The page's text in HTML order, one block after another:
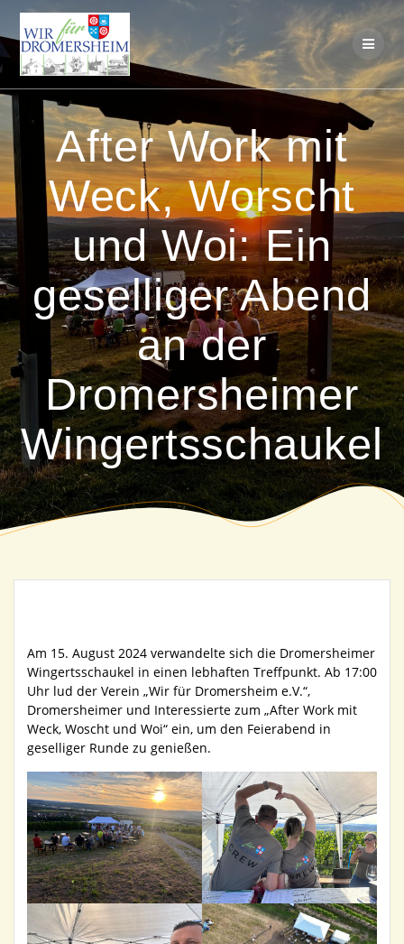
content
After Work mit
Weck, Worscht
und Woi: Ein
geselliger Abend
an der
Dromersheimer
Wingertsschaukel
Am 15. August 2024 verwandelte sich die Dromersheimer
Wingertsschaukel in einen lebhaften Treffpunkt. Ab 17:00
Uhr lud der Verein „Wir für Dromersheim e.V.“,
Dromersheimer und Interessierte zum „After Work mit
Weck, Woscht und Woi“ ein, um den Feierabend in
geselliger Runde zu genießen.